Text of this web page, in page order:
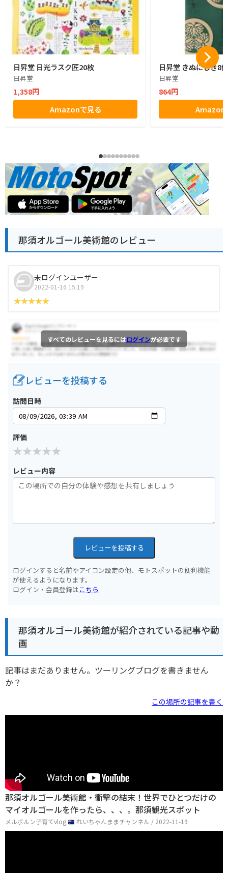
日昇堂 日光ラスク匠20枚
日昇堂
1,358円
Amazonで見る
日昇堂 きぬにしき8個
日昇堂
864円
Amazon
那須オルゴール美術館のレビュー
未ログインユーザー
2022-01-16 15:19
すべてのレビューを見るにはログインが必要です
レビューを投稿する
訪問日時
評価
レビュー内容
レビューを投稿する
ログインすると名前やアイコン設定の他、モトスポットの便利機能
が使えるようになります。
ログイン・会員登録はこちら
那須オルゴール美術館が紹介されている記事や動
画
記事はまだありません。ツーリングブログを書きません
か？
この場所の記事を書く
那須オルゴール美術館・衝撃の結末！世界でひとつだけの
マイオルゴールを作ったら、、、。那須観光スポット
メルボルン子育てvlog れいちゃんままチャンネル / 2022-11-19